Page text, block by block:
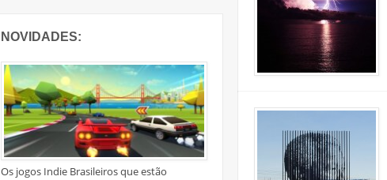
NOVIDADES:
Os jogos Indie Brasileiros que estão